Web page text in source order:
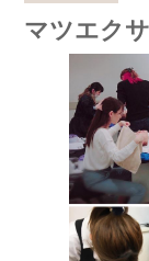
マツエク